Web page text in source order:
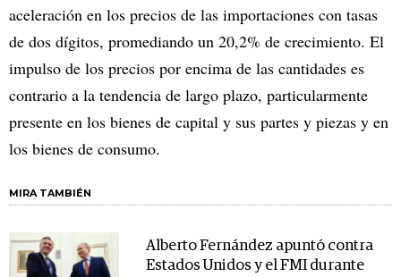
aceleración en los precios de las importaciones con tasas
de dos dígitos, promediando un 20,2% de crecimiento. El
impulso de los precios por encima de las cantidades es
contrario a la tendencia de largo plazo, particularmente
presente en los bienes de capital y sus partes y piezas y en
los bienes de consumo.
MIRA TAMBIÉN
Alberto Fernández apuntó contra
Estados Unidos y el FMI durante